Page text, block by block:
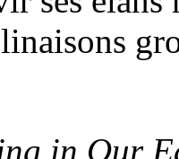
in Our